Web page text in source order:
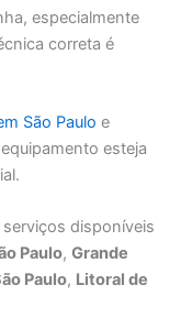
especialmente
correta é
São Paulo e
esteja
disponíveis
Paulo,Grande
Paulo, Litoral de